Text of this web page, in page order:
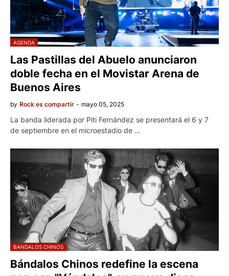
AGENDA
Las Pastillas del Abuelo anunciaron
doble fecha en el Movistar Arena de
Buenos Aires
by Rock es compartir - mayo 05, 2025
La banda liderada por Piti Fernández se presentará el 6 y 7
de septiembre en el microestadio de …
BANDALOS CHINOS
Bándalos Chinos redefine la escena